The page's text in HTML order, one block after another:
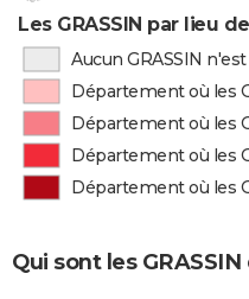
Les GRASSIN par lieu
Aucun GRASSIN
Département où les
Département où les
Département où les
Département où les
Qui sont les